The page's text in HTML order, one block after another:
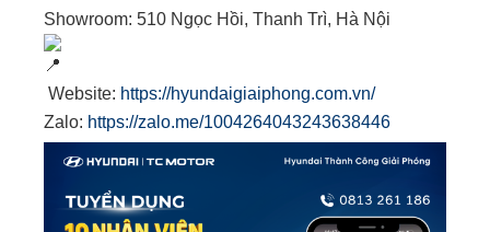
Showroom: 510 Ngọc Hồi, Thanh Trì, Hà Nội
Website: https://hyundaigiaiphong.com.vn/
Zalo: https://zalo.me/1004264043243638446